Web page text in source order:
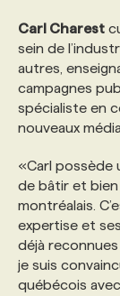
FAQ
Carl Charest
sein de
autres,
campagnes
spécialiste en
nouveaux
«Carl possède
de bâtir et
montréalais.
expertise et
déjà
je suis
québécois